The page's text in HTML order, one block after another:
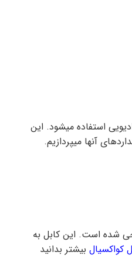
استفاده میشود. این
شده است. این کابل به
کواکسیال بیشتر بدانید